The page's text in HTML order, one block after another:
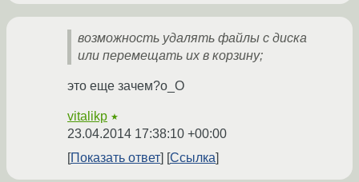
возможность удалять файлы с диска
или перемещать их в корзину;
это еще зачем?o_O
vitalikp ★
23.04.2014 17:38:10 +00:00
Показать ответ
Ссылка